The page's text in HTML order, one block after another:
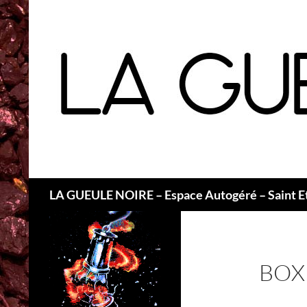
LA GUEULE NOIRE – Espace Autogéré – Saint